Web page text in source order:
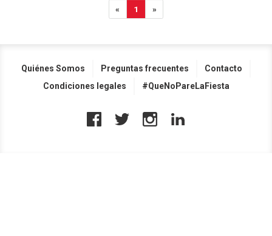
« 1 »
Quiénes Somos Preguntas frecuentes
Contacto
Condiciones legales
#QueNoPareLaFiesta